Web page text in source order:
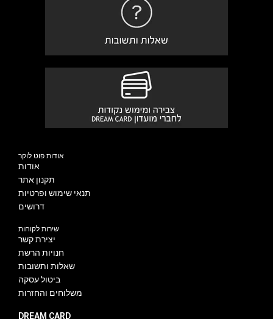
אודות פוט לוקר
אודות
תקנון אתר
תנאי שימוש ופרטיות
דרושים
שירות לקוחות
יצירת קשר
חנויות הרשת
שאלות ותשובות
ביטול עסקה
משלוחים והחזרות
DREAM CARD